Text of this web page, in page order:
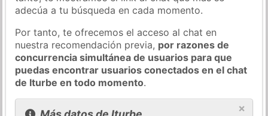
adecúa a tu búsqueda en cada momento.
Por tanto, te ofrecemos el acceso al chat en
nuestra recomendación previa, por razones de
concurrencia simultánea de usuarios para que
puedas encontrar usuarios conectados en el chat
de Iturbe en todo momento.
×